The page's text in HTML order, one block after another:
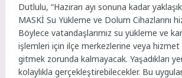
Dutlulu, “Haziran ayı sonuna kadar
MASKİ Su Yükleme ve Dolum Cihazlarını
Böylece vatandaşlarımız su yükleme ve
işlemleri için ilçe merkezlerine veya hizmet
gitmek zorunda kalmayacak. Yaşadıkları
kolaylıkla gerçekleştirebilecekler. Bu